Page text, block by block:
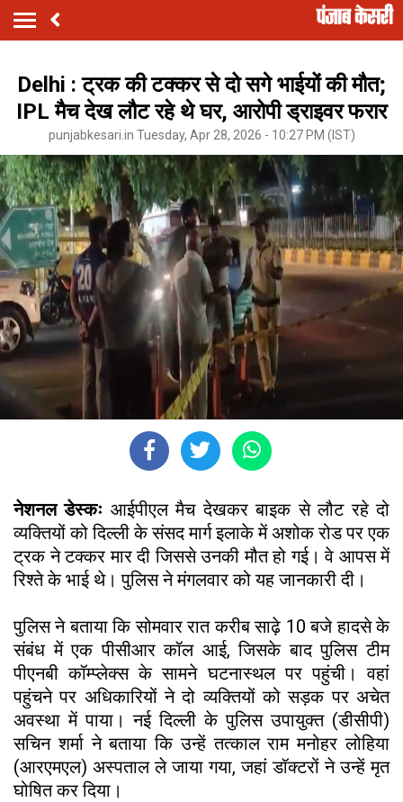
Delhi : ट्रक की टक्कर से दो सगे भाईयों की मौत;
IPL मैच देख लौट रहे थे घर, आरोपी ड्राइवर फरार
punjabkesari.in Tuesday, Apr 28, 2026 - 10:27 PM (IST)
नेशनल डेस्कः आईपीएल मैच देखकर बाइक से लौट रहे दो
व्यक्तियों को दिल्ली के संसद मार्ग इलाके में अशोक रोड पर एक
ट्रक ने टक्कर मार दी जिससे उनकी मौत हो गई। वे आपस में
रिश्ते के भाई थे। पुलिस ने मंगलवार को यह जानकारी दी।
पुलिस ने बताया कि सोमवार रात करीब साढ़े 10 बजे हादसे के
संबंध में एक पीसीआर कॉल आई, जिसके बाद पुलिस टीम
पीएनबी कॉम्प्लेक्स के सामने घटनास्थल पर पहुंची। वहां
पहुंचने पर अधिकारियों ने दो व्यक्तियों को सड़क पर अचेत
अवस्था में पाया। नई दिल्ली के पुलिस उपायुक्त (डीसीपी)
सचिन शर्मा ने बताया कि उन्हें तत्काल राम मनोहर लोहिया
(आरएमएल) अस्पताल ले जाया गया, जहां डॉक्टरों ने उन्हें मृत
घोषित कर दिया।